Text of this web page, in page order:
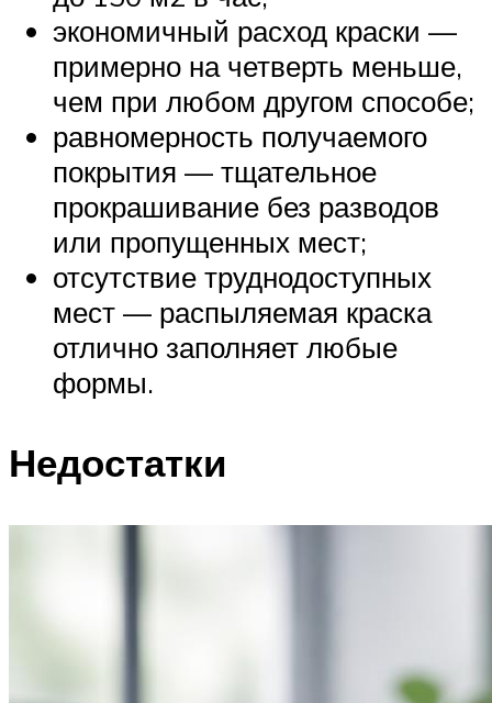
экономичный расход краски —
примерно на четверть меньше,
чем при любом другом способе;
равномерность получаемого
покрытия — тщательное
прокрашивание без разводов
или пропущенных мест;
отсутствие труднодоступных
мест — распыляемая краска
отлично заполняет любые
формы.
Недостатки